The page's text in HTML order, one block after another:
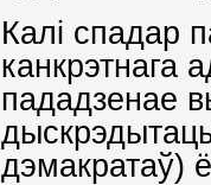
Калі спадар
канкрэтнага
пададзенае
дэмакратаў)